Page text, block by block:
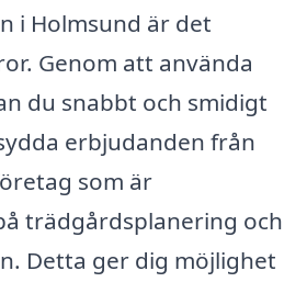
i Holmsund är det
Genom att använda
du snabbt och smidigt
erbjudanden från
som är
trädgårdsplanering och
Detta ger dig möjlighet